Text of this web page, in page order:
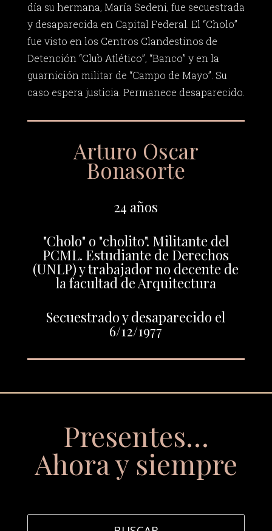
día su hermana, María Sedeni, fue secuestrada
y desaparecida en Capital Federal. El “Cholo”
fue visto en los Centros Clandestinos de
Detención “Club Atlético”, “Banco” y en la
guarnición militar de “Campo de Mayo”. Su
caso espera justicia. Permanece desaparecido.
Arturo Oscar
Bonasorte
24 años
"Cholo" o "cholito". Militante del
PCML. Estudiante de Derechos
(UNLP) y trabajador no decente de
la facultad de Arquitectura
Secuestrado y desaparecido el
6/12/1977
Presentes…
Ahora y siempre